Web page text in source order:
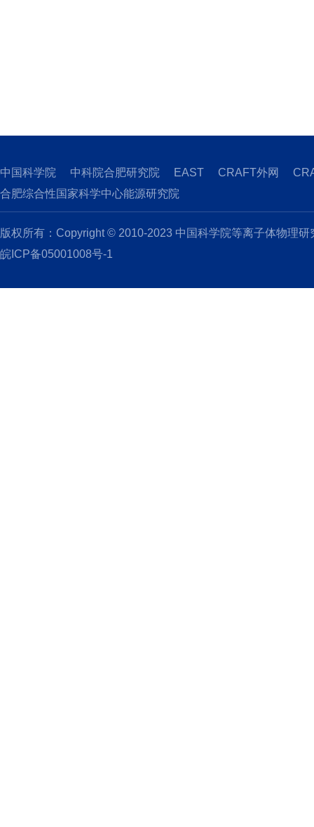
中国科学院 中科院合肥研究院 EAST CRAFT外网
合肥综合性国家科学中心能源研究院
版权所有：Copyright © 2010-2023 中国科学院等离子体物理
皖ICP备05001008号-1